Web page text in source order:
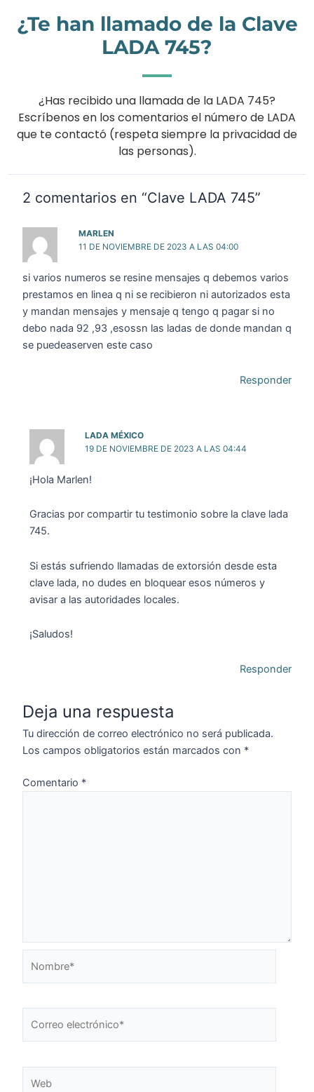
¿Te han llamado de la Clave
LADA 745?
¿Has recibido una llamada de la LADA 745?
Escríbenos en los comentarios el número de LADA
que te contactó (respeta siempre la privacidad de
las personas).
2 comentarios en “Clave LADA 745”
MARLEN
11 DE NOVIEMBRE DE 2023 A LAS 04:00
si varios numeros se resine mensajes q debemos varios
prestamos en linea q ni se recibieron ni autorizados esta
y mandan mensajes y mensaje q tengo q pagar si no
debo nada 92 ,93 ,esossn las ladas de donde mandan q
se puedeaserven este caso
Responder
LADA MÉXICO
19 DE NOVIEMBRE DE 2023 A LAS 04:44
¡Hola Marlen!
Gracias por compartir tu testimonio sobre la clave lada
745.
Si estás sufriendo llamadas de extorsión desde esta
clave lada, no dudes en bloquear esos números y
avisar a las autoridades locales.
¡Saludos!
Responder
Deja una respuesta
Tu dirección de correo electrónico no será publicada.
Los campos obligatorios están marcados con *
Comentario *
electrónico*